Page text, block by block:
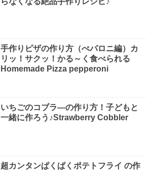
手作りピザの作り方（ぺパロニ編）カ
リッ！サクッ！かる～く食べられる
Homemade Pizza pepperoni
いちごのコブラ―の作り方！子どもと
一緒に作ろう♪Strawberry Cobbler
超カンタンぱくぱくポテトフライ の作